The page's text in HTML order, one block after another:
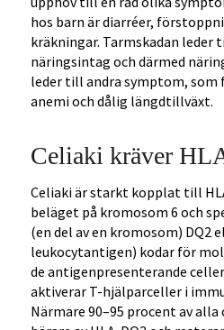
hos barn är diarréer,
kräkningar. Tarmskadan
näringsintag och därmed
leder till andra symptom, som
anemi och dålig längdtillväxt.
Celiaki kräver
Celiaki är starkt kopplat till
beläget på kromosom 6 och
(en del av en kromosom) DQ2
leukocytantigen) kodar för
de antigenpresenterande
aktiverar T-hjälparceller i
Närmare 90–95 procent av